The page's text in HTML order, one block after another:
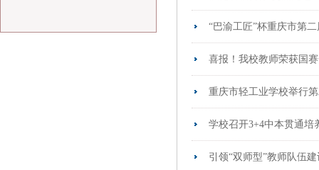
“巴渝工匠”杯重庆市第
喜报！我校教师荣获国
重庆市轻工业学校举行
学校召开3+4中本贯通培
引领“双师型”教师队伍建